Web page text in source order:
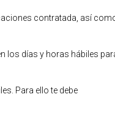
contratada, así
los días y horas hábiles
Para ello te debe